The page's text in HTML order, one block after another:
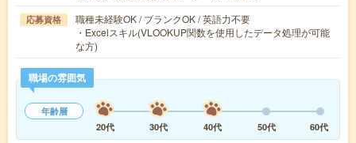
応募資格
職種未経験OK / ブランクOK / 英語力不要
・Excelスキル(VLOOKUP関数を使用したデータ処理が可能
な方)
職場の雰囲気
年齢層
20代
30代 40代 50代 60代